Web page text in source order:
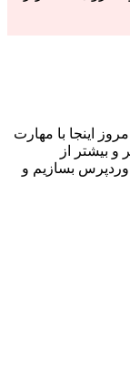
اینجا با مهارت
و بیشتر از
وردپرس بسازیم و